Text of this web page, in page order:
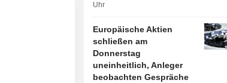
Uhr
Europäische Aktien
schließen am
Donnerstag
uneinheitlich, Anleger
beobachten Gespräche